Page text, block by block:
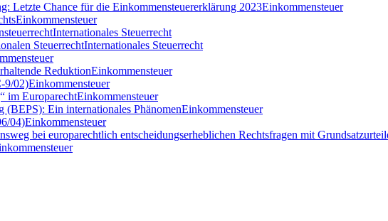
Letzte Chance für die Einkommensteuererklärung 2023Einkommensteuer
Einkommensteuer
Internationales Steuerrecht
SteuerrechtInternationales Steuerrecht
ReduktionEinkommensteuer
9/02)Einkommensteuer
im EuroparechtEinkommensteuer
(BEPS): Ein internationales PhänomenEinkommensteuer
04)Einkommensteuer
bei europarechtlich entscheidungserheblichen Rechtsfragen mit